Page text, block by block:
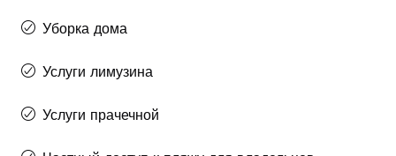
Уборка дома
Услуги лимузина
Услуги прачечной